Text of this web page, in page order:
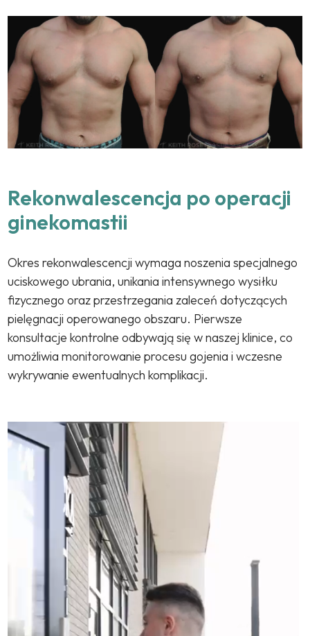
Rekonwalescencja po operacji
ginekomastii
Okres rekonwalescencji wymaga noszenia specjalnego
uciskowego ubrania, unikania intensywnego wysiłku
fizycznego oraz przestrzegania zaleceń dotyczących
pielęgnacji operowanego obszaru. Pierwsze
konsultacje kontrolne odbywają się w naszej klinice, co
umożliwia monitorowanie procesu gojenia i wczesne
wykrywanie ewentualnych komplikacji.